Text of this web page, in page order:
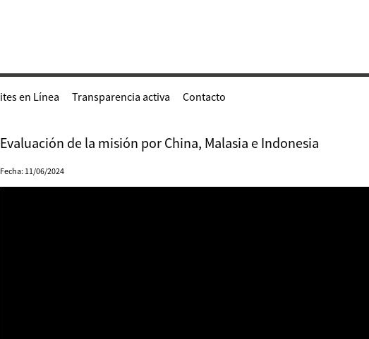
en Línea Transparencia activa Contacto
Evaluación de la misión por China, Malasia e Indonesia
Fecha: 11/06/2024